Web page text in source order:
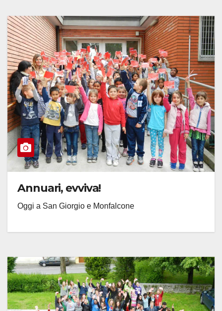
Annuari, evviva!
Oggi a San Giorgio e Monfalcone